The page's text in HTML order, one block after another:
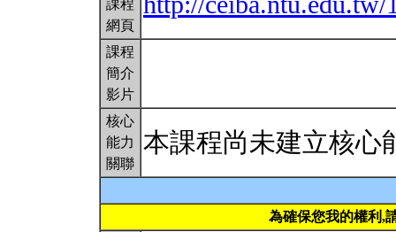
課程
網頁
課程
簡介
影片
核心
能力
關聯
本課程尚未建立核心
為確保您我的權利,